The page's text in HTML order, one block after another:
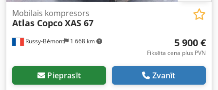
Russy-Bémont 1 668 km
Mobilais kompresors
Atlas CopcoXAS 67
5 900 €
Fiksēta cena plus PVN
Pieprasīt Zvanīt